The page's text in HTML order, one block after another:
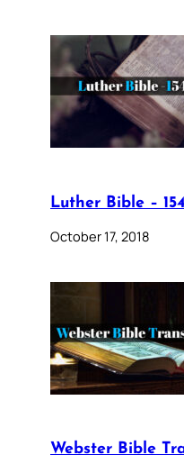
Luther Bible –
October 17, 2018
Webster Bible